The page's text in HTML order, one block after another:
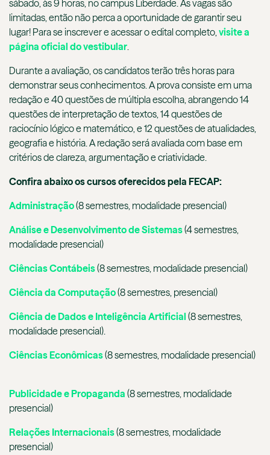
sábado, às 9 horas, no campus Liberdade. As vagas são
limitadas, então não perca a oportunidade de garantir seu
lugar! Para se inscrever e acessar o edital completo,visite a
página oficial do vestibular.
Durante a avaliação, os candidatos terão três horas para
demonstrar seus conhecimentos. A prova consiste em uma
redação e 40 questões de múltipla escolha, abrangendo 14
questões de interpretação de textos, 14 questões de
raciocínio lógico e matemático, e 12 questões de atualidades,
geografia e história. A redação será avaliada com base em
critérios de clareza, argumentação e criatividade.
Confira abaixo os cursos oferecidos pela FECAP:
Administração(8 semestres, modalidade presencial)
Análise e Desenvolvimento de Sistemas(4 semestres,
modalidade presencial)
Ciências Contábeis(8 semestres, modalidade presencial)
Ciência da Computação(8 semestres, presencial)
Ciência de Dados e Inteligência Artificial (8 semestres,
modalidade presencial).
Ciências Econômicas(8 semestres, modalidade presencial)
Publicidade e Propaganda (8 semestres, modalidade
presencial)
Relações Internacionais(8 semestres, modalidade
presencial)